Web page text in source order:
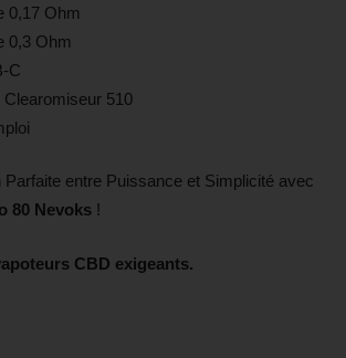
0,17 Ohm
0,3 Ohm
C
Clearomiseur 510
entre Puissance et Simplicité avec
80 Nevoks !
CBD exigeants.